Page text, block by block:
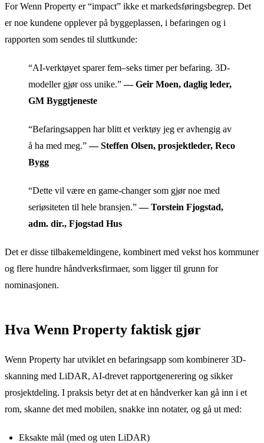
For Wenn Property er “impact” ikke et markedsføringsbegrep. Det
er noe kundene opplever på byggeplassen, i befaringen og i
rapporten som sendes til sluttkunde:
“AI-verktøyet sparer fem–seks timer per befaring. 3D-
modeller gjør oss unike.”— Geir Moen, daglig leder,
GM Byggtjeneste
“Befaringsappen har blitt et verktøy jeg er avhengig av
å ha med meg.”— Steffen Olsen, prosjektleder, Reco
Bygg
“Dette vil være en game-changer som gjør noe med
seriøsiteten til hele bransjen.”— Torstein Fjogstad,
adm. dir., Fjogstad Hus
Det er disse tilbakemeldingene, kombinert med vekst hos kommuner
og flere hundre håndverksfirmaer, som ligger til grunn for
nominasjonen.
Hva Wenn Property faktisk gjør
Wenn Property har utviklet en befaringsapp som kombinerer 3D-
skanning med LiDAR, AI-drevet rapportgenerering og sikker
prosjektdeling. I praksis betyr det at en håndverker kan gå inn i et
rom, skanne det med mobilen, snakke inn notater, og gå ut med:
Eksakte mål (med og uten LiDAR)